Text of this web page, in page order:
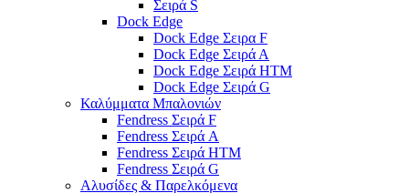
Σειρά S
Dock Edge
Dock Edge Σειρα F
Dock Edge Σειρά Α
Dock Edge Σειρά HTM
Dock Edge Σειρά G
Καλύμματα Μπαλονιών
Fendress Σειρά F
Fendress Σειρά A
Fendress Σειρά HTM
Fendress Σειρά G
Αλυσίδες & Παρελκόμενα